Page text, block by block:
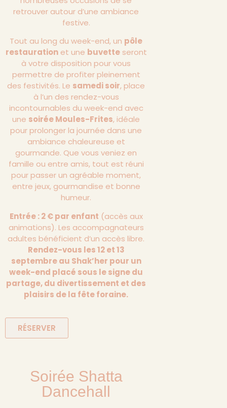
retrouver autour d’une ambiance
festive.
Tout au long du week-end, un pôle
restaurationet une buvetteseront
à votre disposition pour vous
permettre de profiter pleinement
des festivités. Le samedi soir, place
à l’un des rendez-vous
incontournables du week-end avec
une soirée Moules-Frites, idéale
pour prolonger la journée dans une
ambiance chaleureuse et
gourmande. Que vous veniez en
famille ou entre amis, tout est réuni
pour passer un agréable moment,
entre jeux, gourmandise et bonne
humeur.
Entrée : 2 € par enfant (accès aux
animations). Les accompagnateurs
adultes bénéficient d’un accès libre.
Rendez-vous les 12 et 13
septembre au Shak’her pour un
week-end placé sous le signe du
partage, du divertissement et des
plaisirs de la fête foraine.
RÉSERVER
Soirée Shatta
Dancehall